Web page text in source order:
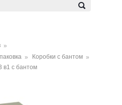
Коробки с бантом
в1 с бантом